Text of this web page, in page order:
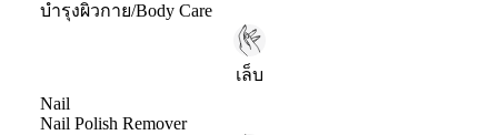
บำรุงผิวกาย/Body Care
เล็บ
Nail
Nail Polish Remover